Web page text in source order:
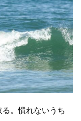
。慣れないうち